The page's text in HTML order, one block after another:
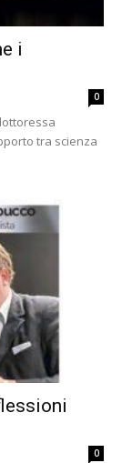
i
0
tra scienza
0